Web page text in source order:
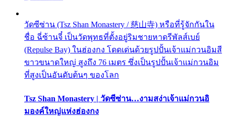
วัดซีซ่าน (Tsz Shan Monastery / 慈山寺) หรือที่รู้จักกันใน
ชื่อ ฉี่ซ้านจี๋ เป็นวัดพุทธที่ตั้งอยู่ริมชายหาดรีพัลส์เบย์
(Repulse Bay) ในฮ่องกง โดดเด่นด้วยรูปปั้นเจ้าแม่กวนอิมสี
ขาวขนาดใหญ่ สูงถึง 76 เมตร ซึ่งเป็นรูปปั้นเจ้าแม่กวนอิม
ที่สูงเป็นอันดับต้นๆ ของโลก
Tsz Shan Monastery | วัดซีซ่าน…งามสง่าเจ้าแม่กวนอิ
มองค์ใหญ่แห่งฮ่องกง